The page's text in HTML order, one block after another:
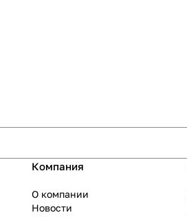
Компания
О компании
Новости